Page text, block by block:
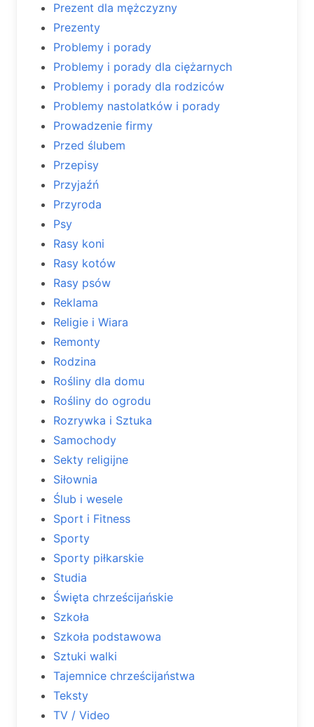
Prezent dla mężczyzny
Prezenty
Problemy i porady
Problemy i porady dla ciężarnych
Problemy i porady dla rodziców
Problemy nastolatków i porady
Prowadzenie firmy
Przed ślubem
Przepisy
Przyjaźń
Przyroda
Psy
Rasy koni
Rasy kotów
Rasy psów
Reklama
Religie i Wiara
Remonty
Rodzina
Rośliny dla domu
Rośliny do ogrodu
Rozrywka i Sztuka
Samochody
Sekty religijne
Siłownia
Ślub i wesele
Sport i Fitness
Sporty
Sporty piłkarskie
Studia
Święta chrześcijańskie
Szkoła
Szkoła podstawowa
Sztuki walki
Tajemnice chrześcijaństwa
Teksty
TV / Video